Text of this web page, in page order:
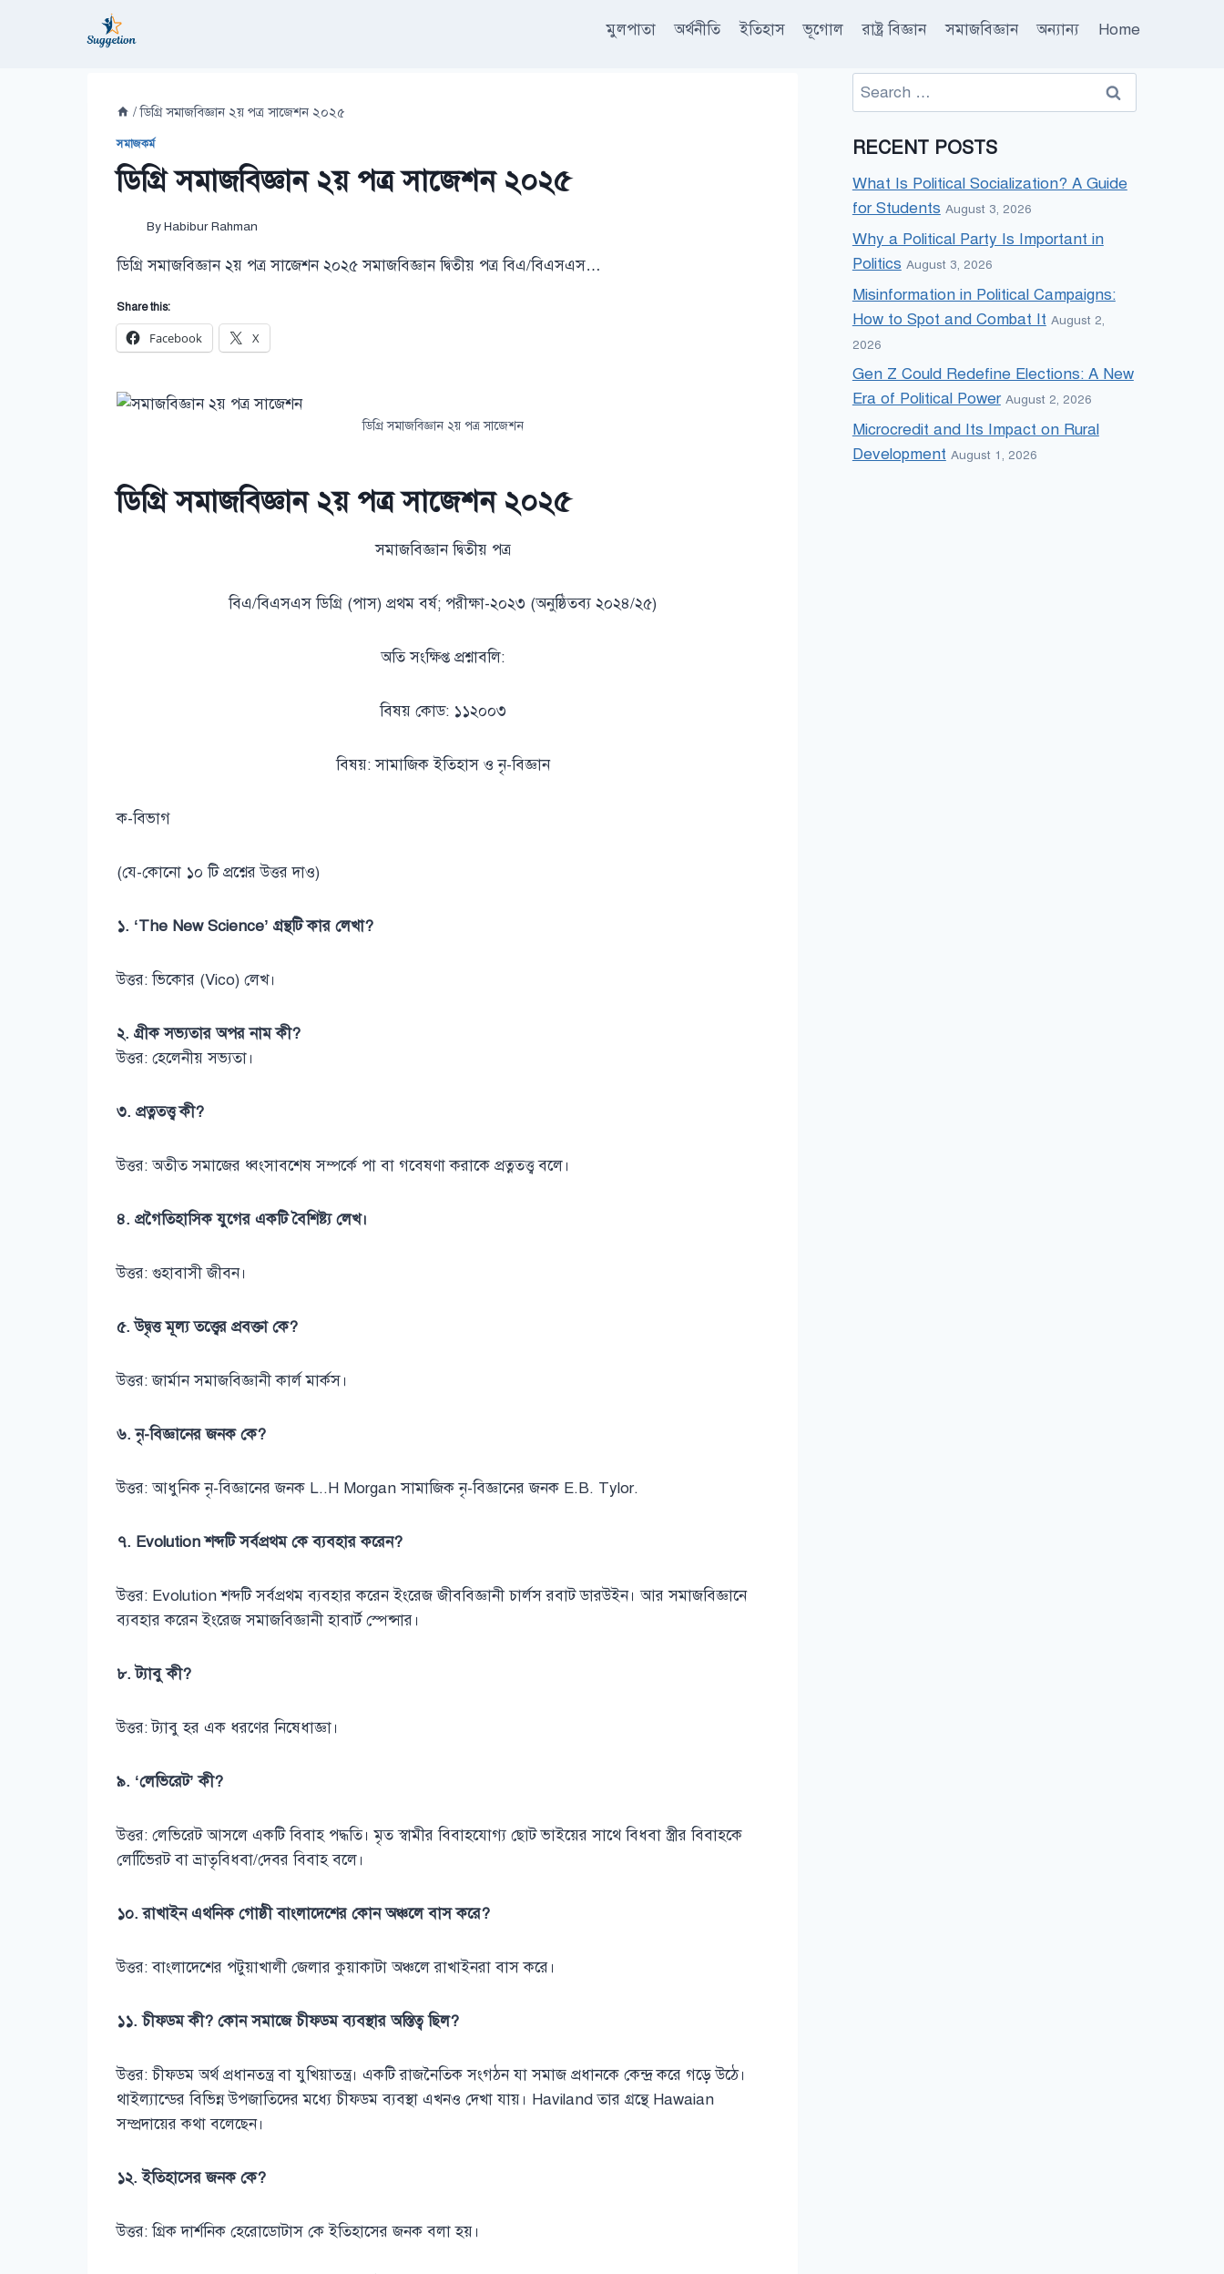
মুলপাতা অর্থনীতি ইতিহাস ভূগোল রাষ্ট্র বিজ্ঞান সমাজবিজ্ঞান অন্যান্য Home
/ ডিগ্রি সমাজবিজ্ঞান ২য় পত্র সাজেশন ২০২৫
সমাজকর্ম
ডিগ্রি সমাজবিজ্ঞান ২য় পত্র সাজেশন ২০২৫
ByHabibur Rahman
ডিগ্রি সমাজবিজ্ঞান ২য় পত্র সাজেশন ২০২৫ সমাজবিজ্ঞান দ্বিতীয় পত্র বিএ/বিএসএস…
Share this:
Facebook X
ডিগ্রি সমাজবিজ্ঞান ২য় পত্র সাজেশন
ডিগ্রি সমাজবিজ্ঞান ২য় পত্র সাজেশন ২০২৫
সমাজবিজ্ঞান দ্বিতীয় পত্র
বিএ/বিএসএস ডিগ্রি (পাস) প্রথম বর্ষ; পরীক্ষা-২০২৩ (অনুষ্ঠিতব্য ২০২৪/২৫)
অতি সংক্ষিপ্ত প্রশ্নাবলি:
বিষয় কোড: ১১২০০৩
বিষয়: সামাজিক ইতিহাস ও নৃ-বিজ্ঞান
ক-বিভাগ
(যে-কোনো ১০ টি প্রশ্নের উত্তর দাও)
১. ‘The New Science’ গ্রন্থটি কার লেখা?
উত্তর: ভিকোর (Vico) লেখ।
২. গ্রীক সভ্যতার অপর নাম কী?
উত্তর: হেলেনীয় সভ্যতা।
৩. প্রত্নতত্ত্ব কী?
উত্তর: অতীত সমাজের ধ্বংসাবশেষ সম্পর্কে পা বা গবেষণা করাকে প্রত্নতত্ত্ব বলে।
৪. প্রগৈতিহাসিক যুগের একটি বৈশিষ্ট্য লেখ।
উত্তর: গুহাবাসী জীবন।
৫. উদ্বৃত্ত মূল্য তত্ত্বের প্রবক্তা কে?
উত্তর: জার্মান সমাজবিজ্ঞানী কার্ল মার্কস।
৬. নৃ-বিজ্ঞানের জনক কে?
উত্তর: আধুনিক নৃ-বিজ্ঞানের জনক L..H Morgan সামাজিক নৃ-বিজ্ঞানের জনক E.B. Tylor.
৭. Evolution শব্দটি সর্বপ্রথম কে ব্যবহার করেন?
উত্তর: Evolution শব্দটি সর্বপ্রথম ব্যবহার করেন ইংরেজ জীববিজ্ঞানী চার্লস রবাট ডারউইন। আর সমাজবিজ্ঞানে
ব্যবহার করেন ইংরেজ সমাজবিজ্ঞানী হাবার্ট স্পেন্সার।
৮. ট্যাবু কী?
উত্তর: ট্যাবু হর এক ধরণের নিষেধাজ্ঞা।
৯. ‘লেভিরেট’ কী?
উত্তর: লেভিরেট আসলে একটি বিবাহ পদ্ধতি। মৃত স্বামীর বিবাহযোগ্য ছোট ভাইয়ের সাথে বিধবা স্ত্রীর বিবাহকে
লেভিিেরট বা ভ্রাতৃবিধবা/দেবর বিবাহ বলে।
১০. রাখাইন এথনিক গোষ্ঠী বাংলাদেশের কোন অঞ্চলে বাস করে?
উত্তর: বাংলাদেশের পটুয়াখালী জেলার কুয়াকাটা অঞ্চলে রাখাইনরা বাস করে।
১১. চীফডম কী? কোন সমাজে চীফডম ব্যবস্থার অস্তিত্ব ছিল?
উত্তর: চীফডম অর্থ প্রধানতন্ত্র বা যুখিয়াতন্ত্র। একটি রাজনৈতিক সংগঠন যা সমাজ প্রধানকে কেন্দ্র করে গড়ে উঠে।
থাইল্যান্ডের বিভিন্ন উপজাতিদের মধ্যে চীফডম ব্যবস্থা এখনও দেখা যায়। Haviland তার গ্রন্থে Hawaian
সম্প্রদায়ের কথা বলেছেন।
১২. ইতিহাসের জনক কে?
উত্তর: গ্রিক দার্শনিক হেরোডোটাস কে ইতিহাসের জনক বলা হয়।
Search
for:
RECENT POSTS
What Is Political Socialization? A Guide
for Students August 3, 2026
Why a Political Party Is Important in
Politics August 3, 2026
Misinformation in Political Campaigns:
How to Spot and Combat It August 2,
2026
Gen Z Could Redefine Elections: A New
Era of Political Power August 2, 2026
Microcredit and Its Impact on Rural
Development August 1, 2026